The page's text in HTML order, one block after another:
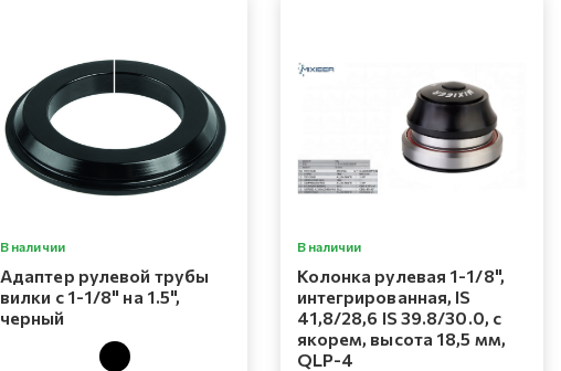
В наличии
Адаптер рулевой трубы
вилки с 1-1/8" на 1.5",
черный
В наличии
Колонка рулевая 1-1/8",
интегрированная, IS
41,8/28,6 IS 39.8/30.0, с
якорем, высота 18,5 мм,
QLP-4